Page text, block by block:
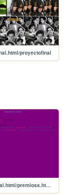
proyectofinal
proyectofinal.html/premioss.html/goya